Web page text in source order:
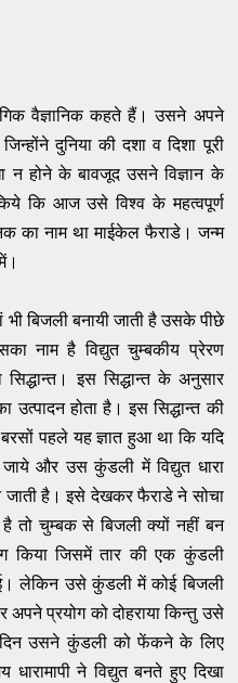
वैज्ञानिक कहते हैं। उसने अपने
दुनिया की दशा व दिशा पूरी
न होने के बावजूद उसने विज्ञान के
किये कि आज उसे विश्व के महत्वपूर्ण
का नाम था माईकेल फैराडे। जन्म
बिजली बनायी जाती है उसके पीछे
नाम है विद्युत चुम्बकीय प्रेरण
इस सिद्धान्त के अनुसार
होता है। इस सिद्धान्त की
पहले यह ज्ञात हुआ था कि यदि
और उस कुंडली में विद्युत धारा
जाती है। इसे देखकर फैराडे ने सोचा
तो चुम्बक से बिजली क्यों नहीं बन
जिसमें तार की एक कुंडली
लेकिन उसे कुंडली में कोई बिजली
अपने प्रयोग को दोहराया किन्तु उसे
उसने कुंडली को फेंकने के लिए
ने विद्युत बनते हुए दिखा